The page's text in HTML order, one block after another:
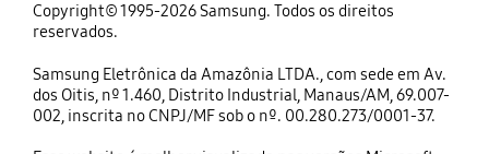
Copyright© 1995-2026 Samsung. Todos os direitos
reservados.
Samsung Eletrônica da Amazônia LTDA., com sede em Av.
dos Oitis, nº 1.460, Distrito Industrial, Manaus/AM, 69.007-
002, inscrita no CNPJ/MF sob o nº. 00.280.273/0001-37.